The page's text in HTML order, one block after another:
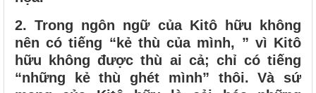
2. Trong ngôn ngữ của Kitô hữu không
nên có tiếng “kẻ thù của mình, ” vì Kitô
hữu không được thù ai cả; chỉ có tiếng
“những kẻ thù ghét mình” thôi. Và sứ